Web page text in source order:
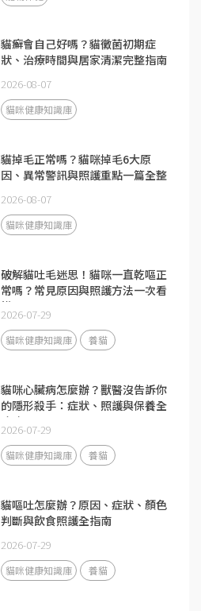
貓癬會自己好嗎？貓黴菌初期症
狀、治療時間與居家清潔完整指南
2026-08-07
貓咪健康知識庫
貓掉毛正常嗎？貓咪掉毛6大原
因、異常警訊與照護重點一篇全整
2026-08-07
貓咪健康知識庫
破解貓吐毛迷思！貓咪一直乾嘔正
常嗎？常見原因與照護方法一次看
懂
2026-07-29
貓咪健康知識庫 養貓
貓咪心臟病怎麼辦？獸醫沒告訴你
的隱形殺手：症狀、照護與保養全
攻略
2026-07-29
貓咪健康知識庫 養貓
貓嘔吐怎麼辦？原因、症狀、顏色
判斷與飲食照護全指南
2026-07-29
貓咪健康知識庫 養貓